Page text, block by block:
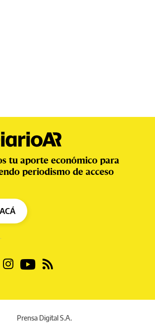
tu aporte económico para
periodismo de acceso
Prensa Digital S.A.